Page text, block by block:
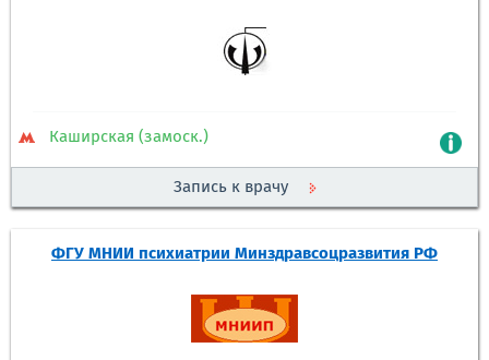
Каширская (замоск.)
Запись к врачу
ФГУ МНИИ психиатрии Минздравсоцразвития РФ